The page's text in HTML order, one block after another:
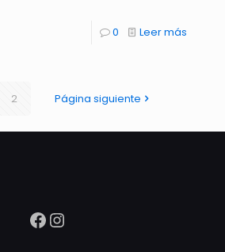
0 Leer más
2 Página siguiente
Facebook
Instagram